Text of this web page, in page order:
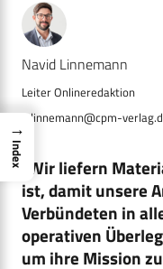
Navid Linnemann
n.linnemann@cpm-
„Wir liefern
ist, damit unsere
Verbündeten in
operativen
um ihre Mission
→
Index